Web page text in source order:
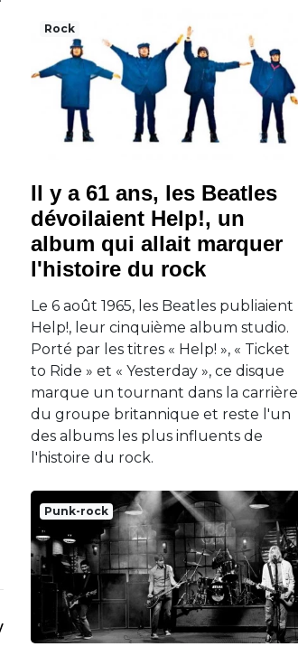
Rock
Il y a 61 ans, les Beatles
dévoilaient Help!, un
album qui allait marquer
l'histoire du rock
Le 6 août 1965, les Beatles publiaient
Help!, leur cinquième album studio.
Porté par les titres « Help! », « Ticket
to Ride » et « Yesterday », ce disque
marque un tournant dans la carrière
du groupe britannique et reste l'un
des albums les plus influents de
l'histoire du rock.
Punk-rock